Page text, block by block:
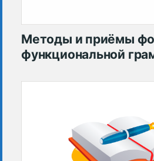
Методы и приёмы
функциональной